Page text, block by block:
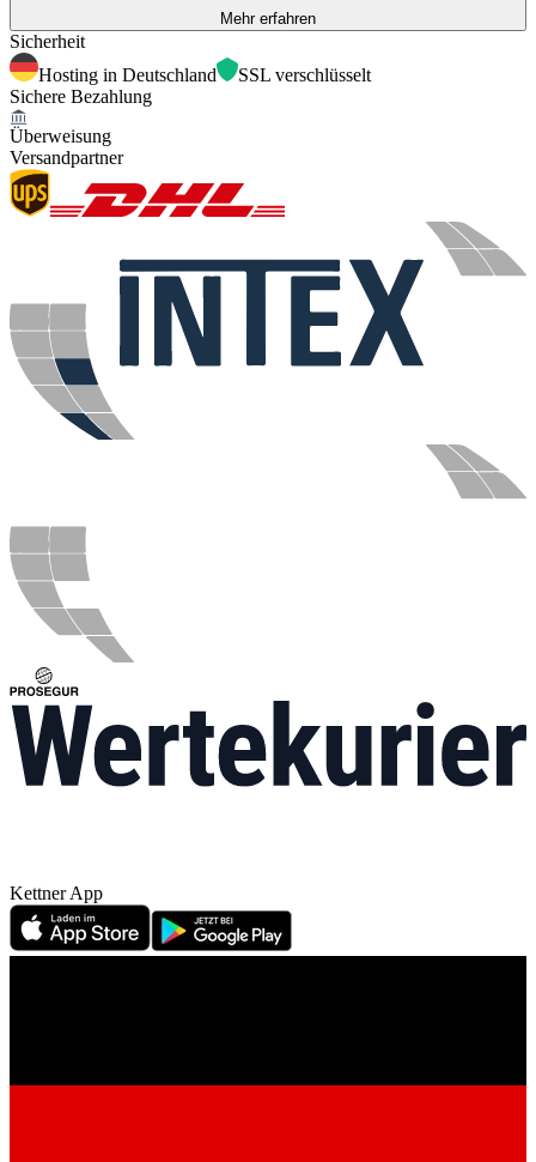
Mehr erfahren
Sicherheit
Hosting in Deutschland
SSL verschlüsselt
Sichere Bezahlung
Überweisung
Versandpartner
Kettner App